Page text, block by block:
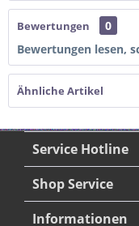
Bewertungen
0
Bewertungen lesen,
Ähnliche Artikel
Service Hotline
Shop Service
Informationen